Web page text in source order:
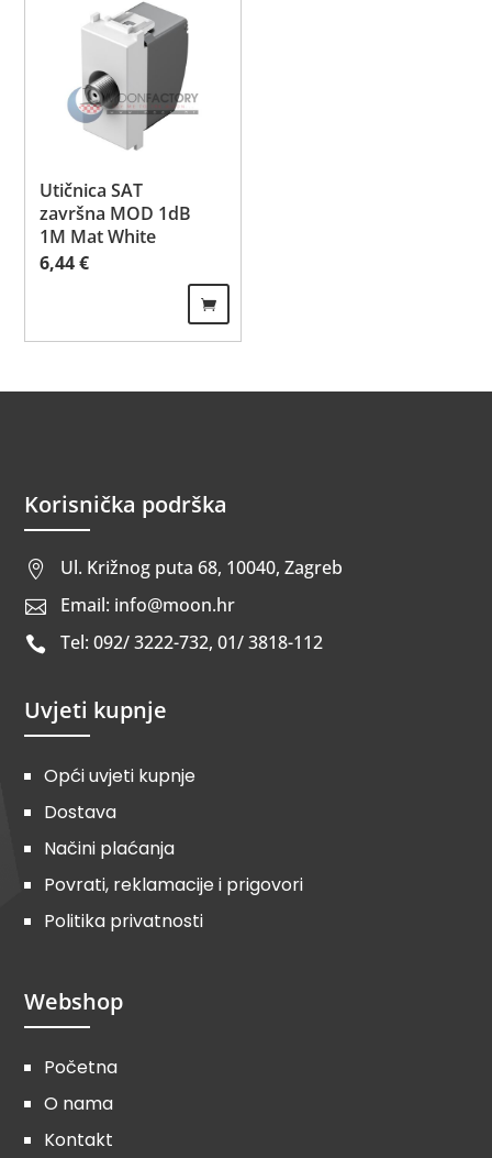
Utičnica SAT
završna MOD 1dB
1M Mat White
6,44€
Korisnička podrška
 Ul. Križnog puta 68, 10040, Zagreb
 Email: info@moon.hr
 Tel: 092/ 3222-732, 01/ 3818-112
Uvjeti kupnje
Opći uvjeti kupnje
Dostava
Načini plaćanja
Povrati, reklamacije i prigovori
Politika privatnosti
Webshop
Početna
O nama
Kontakt